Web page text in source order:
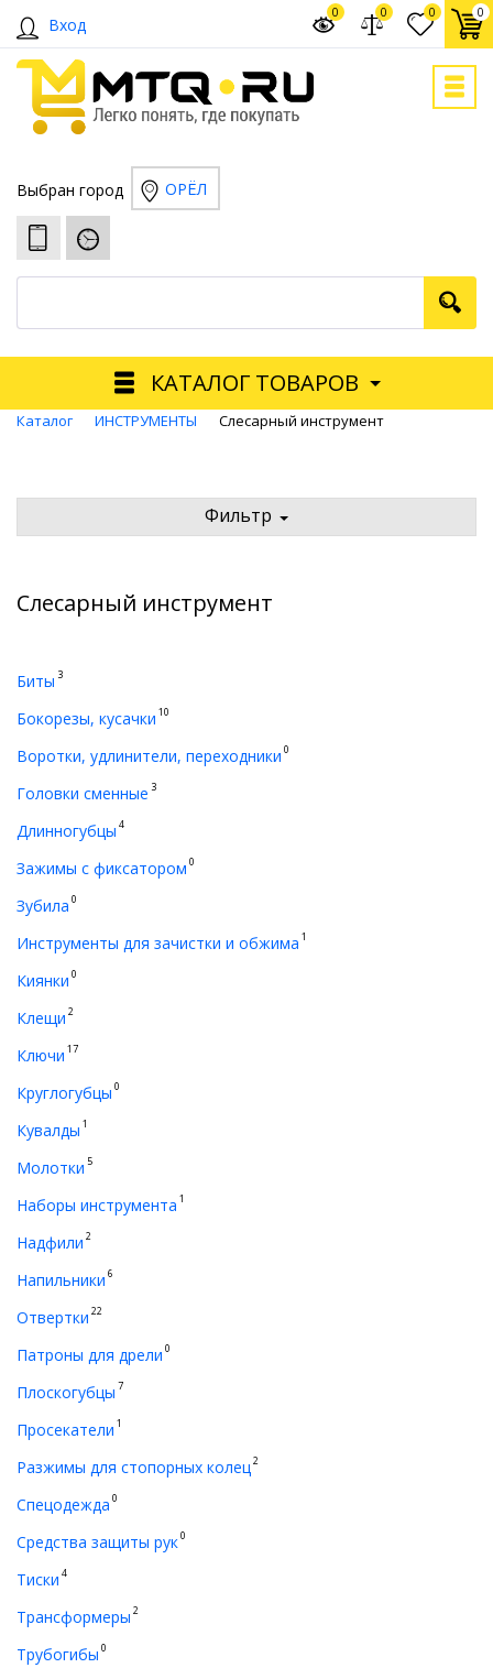
Вход
0 0
0 0
Выбран город ОРЁЛ
КАТАЛОГ ТОВАРОВ
Каталог ИНСТРУМЕНТЫ Слесарный инструмент
Фильтр
Слесарный инструмент
Биты 3
Бокорезы, кусачки 10
Воротки, удлинители, переходники 0
Головки сменные 3
Длинногубцы 4
Зажимы с фиксатором 0
Зубила 0
Инструменты для зачистки и обжима 1
Киянки 0
Клещи 2
Ключи 17
Круглогубцы 0
Кувалды 1
Молотки 5
Наборы инструмента 1
Надфили 2
Напильники 6
Отвертки 22
Патроны для дрели 0
Плоскогубцы 7
Просекатели 1
Разжимы для стопорных колец2
Спецодежда 0
Средства защиты рук0
Тиски 4
Трансформеры 2
Трубогибы 0